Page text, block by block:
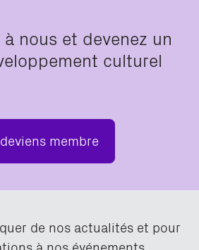
nous et devenez un
culturel
deviens membre
de nos actualités et pour
à nos événements,